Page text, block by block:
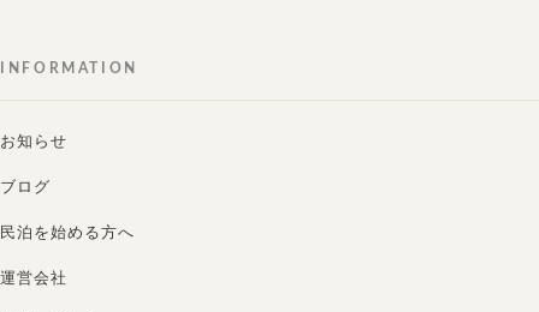
INFORMATION
お知らせ
ブログ
民泊を始める方へ
運営会社